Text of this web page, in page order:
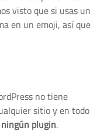
visto que si usas un
en un emoji, así que
no tiene
sitio y en todo
plugin.